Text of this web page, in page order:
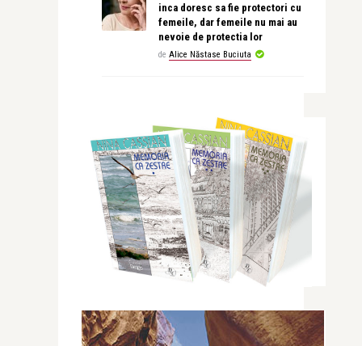
inca doresc sa fie protectori cu
femeile, dar femeile nu mai au
nevoie de protectia lor
de Alice Năstase Buciuta